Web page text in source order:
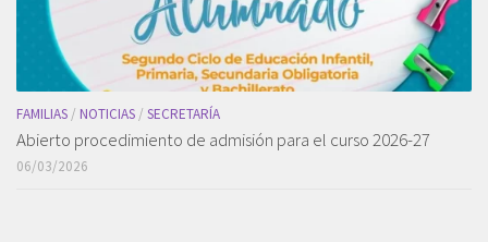
FAMILIAS / NOTICIAS / SECRETARÍA
Abierto procedimiento de admisión para el curso 2026-27
06/03/2026